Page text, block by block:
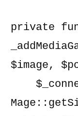
private
$image,